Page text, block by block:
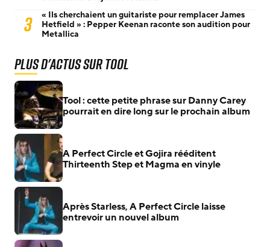
3
« Ils cherchaient un guitariste pour remplacer James
Hetfield » : Pepper Keenan raconte son audition pour
Metallica
Plus d'actus sur Tool
Tool : cette petite phrase sur Danny Carey
pourrait en dire long sur le prochain album
A Perfect Circle et Gojira rééditent
Thirteenth Step et Magma en vinyle
Après Starless, A Perfect Circle laisse
entrevoir un nouvel album